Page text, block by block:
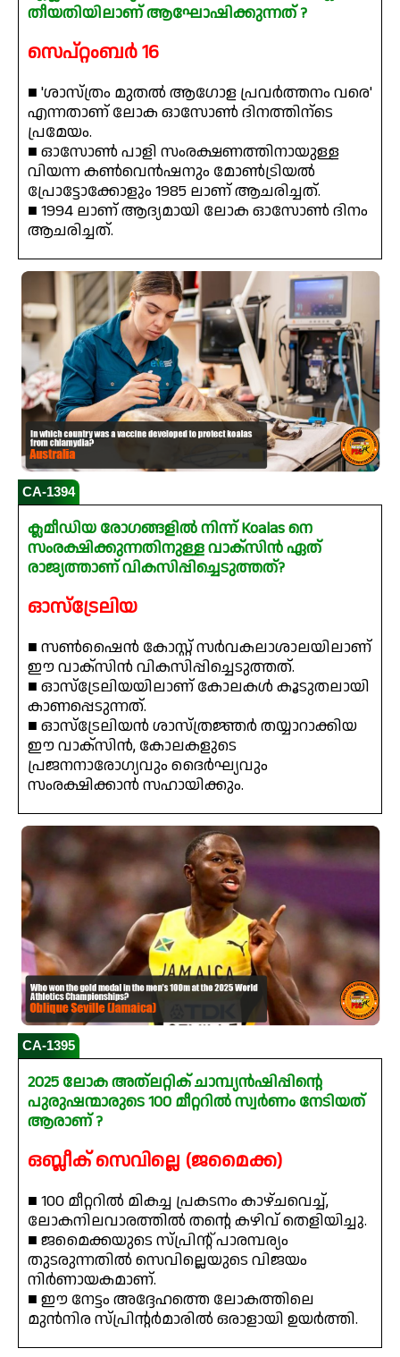
തീയതിയിലാണ് ആഘോഷിക്കുന്നത് ?
സെപ്റ്റംബർ 16
■ 'ശാസ്ത്രം മുതൽ ആഗോള പ്രവർത്തനം വരെ'
എന്നതാണ് ലോക ഓസോൺ ദിനത്തിന്ടെ
പ്രമേയം.
■ ഓസോൺ പാളി സംരക്ഷണത്തിനായുള്ള
വിയന്ന കൺവെൻഷനും മോൺട്രിയൽ
പ്രോട്ടോക്കോളും 1985 ലാണ് ആചരിച്ചത്.
■ 1994 ലാണ് ആദ്യമായി ലോക ഓസോൺ ദിനം
ആചരിച്ചത്.
CA-1394
ക്ലമീഡിയ രോഗങ്ങളിൽ നിന്ന് Koalas നെ
സംരക്ഷിക്കുന്നതിനുള്ള വാക്സിൻ ഏത്
രാജ്യത്താണ് വികസിപ്പിച്ചെടുത്തത്?
ഓസ്ട്രേലിയ
■ സൺഷൈൻ കോസ്റ്റ് സർവകലാശാലയിലാണ്
ഈ വാക്സിൻ വികസിപ്പിച്ചെടുത്തത്.
■ ഓസ്‌ട്രേലിയയിലാണ് കോലകൾ കൂടുതലായി
കാണപ്പെടുന്നത്.
■ ഓസ്ട്രേലിയൻ ശാസ്ത്രജ്ഞർ തയ്യാറാക്കിയ
ഈ വാക്സിൻ, കോലകളുടെ
പ്രജനനാരോഗ്യവും ദൈർഘ്യവും
സംരക്ഷിക്കാൻ സഹായിക്കും.
CA-1395
2025 ലോക അത്ലറ്റിക് ചാമ്പ്യൻഷിപ്പിന്റെ
പുരുഷന്മാരുടെ 100 മീറ്ററിൽ സ്വർണം നേടിയത്
ആരാണ് ?
ഒബ്ലീക് സെവില്ലെ (ജമൈക്ക)
■ 100 മീറ്ററിൽ മികച്ച പ്രകടനം കാഴ്ചവെച്ച്,
ലോകനിലവാരത്തിൽ തന്റെ കഴിവ് തെളിയിച്ചു.
■ ജമൈക്കയുടെ സ്പ്രിന്റ് പാരമ്പര്യം
തുടരുന്നതിൽ സെവില്ലെയുടെ വിജയം
നിർണായകമാണ്.
■ ഈ നേട്ടം അദ്ദേഹത്തെ ലോകത്തിലെ
മുൻനിര സ്പ്രിന്റർമാരിൽ ഒരാളായി ഉയർത്തി.